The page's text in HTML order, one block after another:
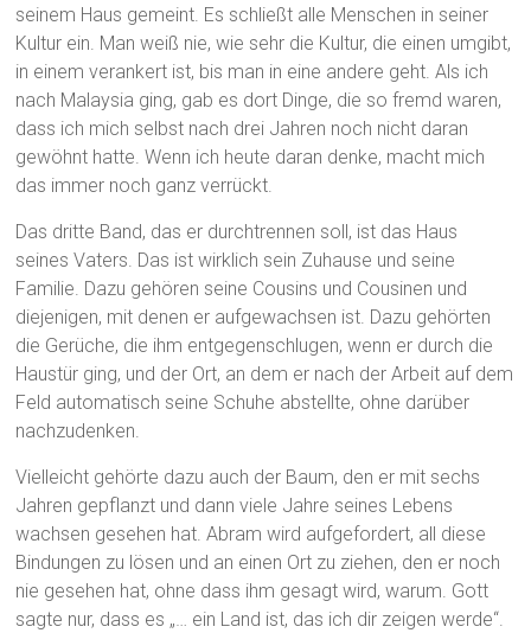
seinem Haus gemeint. Es schließt alle Menschen in seiner
Kultur ein. Man weiß nie, wie sehr die Kultur, die einen umgibt,
in einem verankert ist, bis man in eine andere geht. Als ich
nach Malaysia ging, gab es dort Dinge, die so fremd waren,
dass ich mich selbst nach drei Jahren noch nicht daran
gewöhnt hatte. Wenn ich heute daran denke, macht mich
das immer noch ganz verrückt.
Das dritte Band, das er durchtrennen soll, ist das Haus
seines Vaters. Das ist wirklich sein Zuhause und seine
Familie. Dazu gehören seine Cousins und Cousinen und
diejenigen, mit denen er aufgewachsen ist. Dazu gehörten
die Gerüche, die ihm entgegenschlugen, wenn er durch die
Haustür ging, und der Ort, an dem er nach der Arbeit auf dem
Feld automatisch seine Schuhe abstellte, ohne darüber
nachzudenken.
Vielleicht gehörte dazu auch der Baum, den er mit sechs
Jahren gepflanzt und dann viele Jahre seines Lebens
wachsen gesehen hat. Abram wird aufgefordert, all diese
Bindungen zu lösen und an einen Ort zu ziehen, den er noch
nie gesehen hat, ohne dass ihm gesagt wird, warum. Gott
sagte nur, dass es „… ein Land ist, das ich dir zeigen werde“.